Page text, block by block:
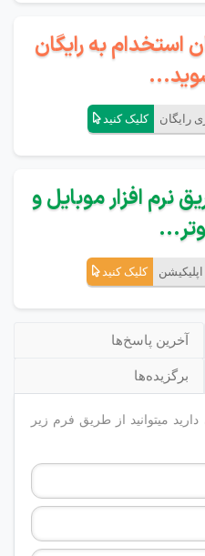
استخدام به رایگان
رایگان کلیک کنید
نرم افزار موبایل و
کلیک کنید
آخرین پاسخ‌ها
برگزیده‌ها
میتوانید از طریق فرم زیر